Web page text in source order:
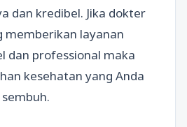
dan kredibel. Jika dokter
memberikan layanan
dan professional maka
kesehatan yang Anda